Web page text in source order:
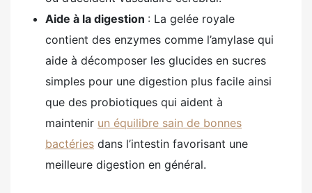
Aide à la digestion : La gelée royale
contient des enzymes comme l’amylase qui
aide à décomposer les glucides en sucres
simples pour une digestion plus facile ainsi
que des probiotiques qui aident à
maintenir un équilibre sain de bonnes
bactéries dans l’intestin favorisant une
meilleure digestion en général.